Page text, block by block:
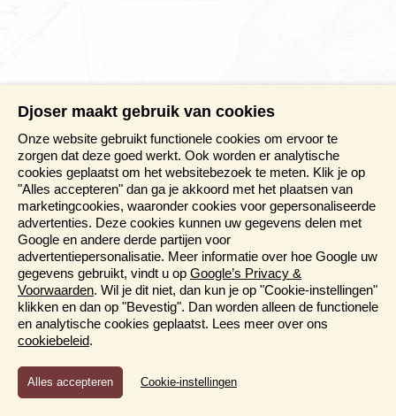
Djoser maakt gebruik van cookies
Onze website gebruikt functionele cookies om ervoor te
zorgen dat deze goed werkt. Ook worden er analytische
cookies geplaatst om het websitebezoek te meten. Klik je op
"Alles accepteren" dan ga je akkoord met het plaatsen van
marketingcookies, waaronder cookies voor gepersonaliseerde
advertenties. Deze cookies kunnen uw gegevens delen met
Google en andere derde partijen voor
advertentiepersonalisatie. Meer informatie over hoe Google uw
gegevens gebruikt, vindt u op Google’s Privacy &
Voorwaarden. Wil je dit niet, dan kun je op "Cookie-instellingen"
klikken en dan op "Bevestig". Dan worden alleen de functionele
en analytische cookies geplaatst. Lees meer over ons
cookiebeleid.
Functioneel en Analytisch
Cookies die er voor zorgen dat de website naar behoren
Cookie-instellingen